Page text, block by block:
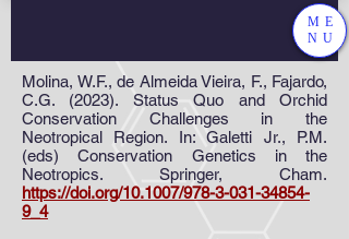
ME
NU
Molina, W.F., de Almeida Vieira, F., Fajardo,
C.G. (2023). Status Quo and Orchid
Conservation Challenges in the
Neotropical Region. In: Galetti Jr., P.M.
(eds) Conservation Genetics in the
Neotropics. Springer, Cham.
https://doi.org/10.1007/978-3-031-34854-
9_4